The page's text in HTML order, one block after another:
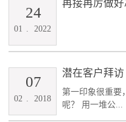
再接再厉做
01 . 2022
24
潜在客户拜
第一印象很重要
呢？ 用一堆公...
02 2018
07